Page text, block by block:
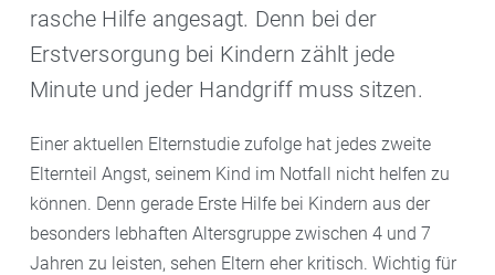
rasche Hilfe angesagt. Denn bei der
Erstversorgung bei Kindern zählt jede
Minute und jeder Handgriff muss sitzen.
Einer aktuellen Elternstudie zufolge hat jedes zweite
Elternteil Angst, seinem Kind im Notfall nicht helfen zu
können. Denn gerade Erste Hilfe bei Kindern aus der
besonders lebhaften Altersgruppe zwischen 4 und 7
Jahren zu leisten, sehen Eltern eher kritisch. Wichtig für